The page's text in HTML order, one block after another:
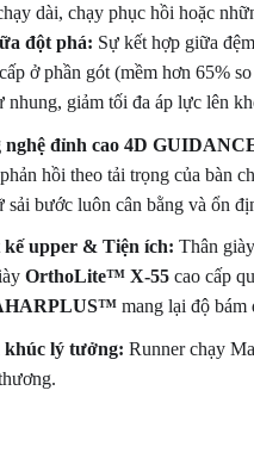
dài, chạy phục hồi hoặc
đột phá: Sự kết hợp giữa đệm
ở phần gót (mềm hơn 65%
nhung, giảm tối đa áp lực lên
nghệ đỉnh cao 4D
hồi theo tải trọng của bàn
sải bước luôn cân bằng và ổn
kế upper & Tiện ích: Thân
OrthoLite™ X-55 cao cấp
mang lại độ
khúc lý tưởng: Runner chạy